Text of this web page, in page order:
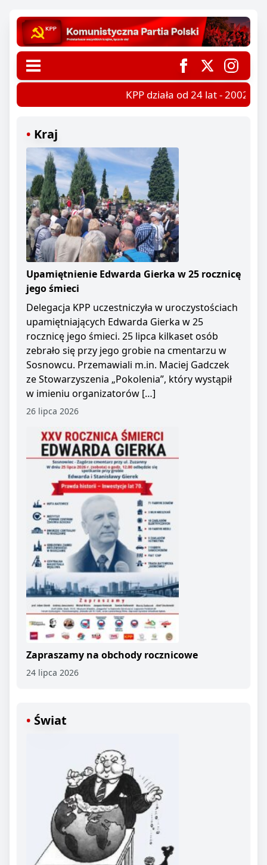
KPP działa od 24 lat - 2002-
Kraj
Upamiętnienie Edwarda Gierka w 25 rocznicę
jego śmieci
Delegacja KPP uczestniczyła w uroczystościach
upamiętniających Edwarda Gierka w 25
rocznicę jego śmieci. 25 lipca kilkaset osób
zebrało się przy jego grobie na cmentarzu w
Sosnowcu. Przemawiali m.in. Maciej Gadczek
ze Stowarzyszenia „Pokolenia”, który wystąpił
w imieniu organizatorów […]
26 lipca 2026
Zapraszamy na obchody rocznicowe
24 lipca 2026
Świat